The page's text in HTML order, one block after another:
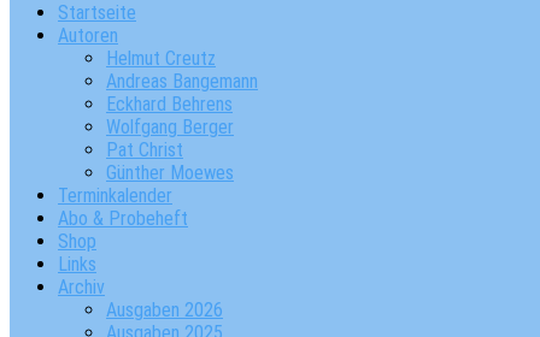
Startseite
Autoren
Helmut Creutz
Andreas Bangemann
Eckhard Behrens
Wolfgang Berger
Pat Christ
Günther Moewes
Terminkalender
Abo & Probeheft
Shop
Links
Archiv
Ausgaben 2026